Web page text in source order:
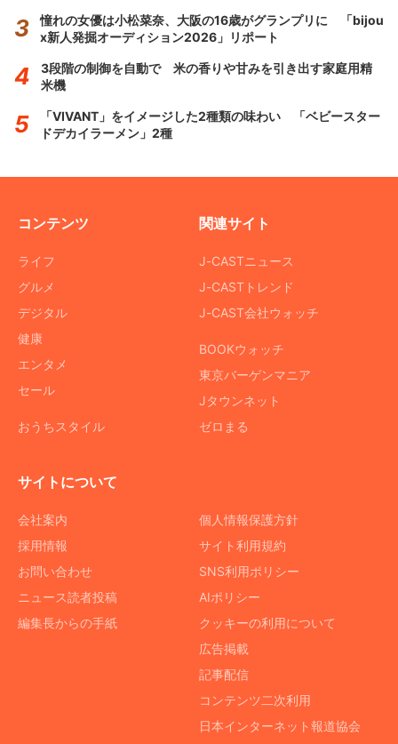
憧れの女優は小松菜奈、大阪の16歳がグランプリに 「bijou
x新人発掘オーディション2026」リポート
3段階の制御を自動で 米の香りや甘みを引き出す家庭用精
米機
「VIVANT」をイメージした2種類の味わい 「ベビースター
ドデカイラーメン」2種
コンテンツ
ライフ
グルメ
デジタル
健康
エンタメ
セール
おうちスタイル
関連サイト
J-CASTニュース
J-CASTトレンド
J-CAST会社ウォッチ
BOOKウォッチ
東京バーゲンマニア
Jタウンネット
ゼロまる
サイトについて
会社案内
採用情報
お問い合わせ
ニュース読者投稿
編集長からの手紙
個人情報保護方針
サイト利用規約
SNS利用ポリシー
AIポリシー
クッキーの利用について
広告掲載
記事配信
コンテンツ二次利用
日本インターネット報道協会